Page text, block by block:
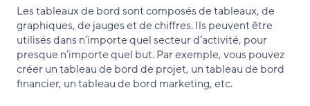
Les tableaux de bord sont composés de tableaux, de
graphiques, de jauges et de chiffres. Ils peuvent être
utilisés dans n’importe quel secteur d’activité, pour
presque n’importe quel but. Par exemple, vous pouvez
créer un tableau de bord de projet, un tableau de bord
financier, un tableau de bord marketing, etc.